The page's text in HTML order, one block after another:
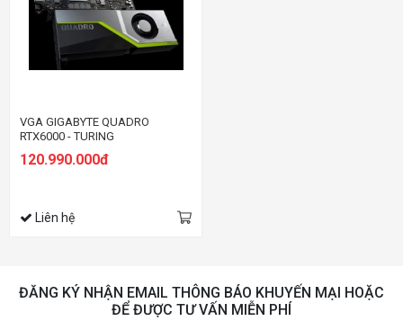
VGA GIGABYTE QUADRO
RTX6000 - TURING
120.990.000đ
Liên hệ
ĐĂNG KÝ NHẬN EMAIL THÔNG BÁO KHUYẾN MẠI HOẶC
ĐỂ ĐƯỢC TƯ VẤN MIỄN PHÍ